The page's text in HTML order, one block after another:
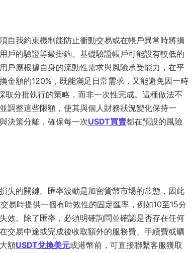
自我約束機制能防止衝動交易或在帳戶異常時將損
戶的驗證等級掛鉤。基礎驗證帳戶可能設有較低的
戶應根據自身的流動性需求與風險承受能力，在平
金額的120%，既能滿足日常需求，又能避免因一時
取分批執行的策略，而非一次性完成。這種做法不
調整這些限額，使其與個人財務狀況變化保持一
決策分離，確保每一次USDT買賣都在預設的風險
失的關鍵。匯率波動是加密貨幣市場的常態，因此
易時提供一個有時效性的固定匯率，例如10至15分
效。除了匯率，必須明確詢問並確認是否存在任何
交易中途或完成後收取額外的服務費、手續費或礦
額USDT兌換美元或港幣前，可直接聯繫客服獲取